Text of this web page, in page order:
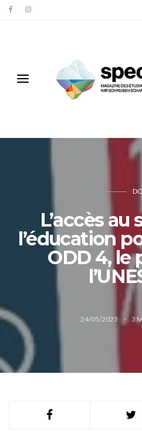
L’accès au
l’éducation
ODD 4, le
24/05/2023 3